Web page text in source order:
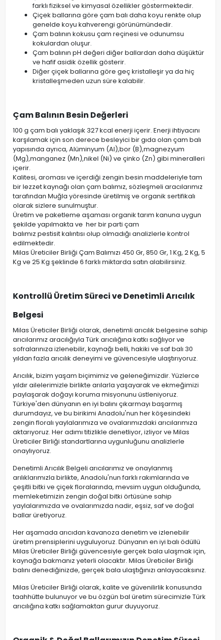
farklı fiziksel ve kimyasal özellikler göstermektedir.
Çiçek ballarına göre çam balı daha koyu renkte olup
genelde koyu kahverengi görünümündedir.
Çam balının kokusu çam reçinesi ve odunumsu
kokulardan oluşur.
Çam balının pH değeri diğer ballardan daha düşüktür
ve hafif asidik özellik gösterir.
Diğer çiçek ballarına göre geç kristalleşir ya da hiç
kristalleşmeden uzun süre kalabilir.
Çam Balının Besin Değerleri
100 g çam balı yaklaşık 327 kcal enerji içerir. Enerji ihtiyacını
karşılamak için son derece besleyici bir gıda olan çam balı
yapısında ayrıca, Alüminyum (Al),bor (B),magnezyum
(Mg),manganez (Mn),nikel (Ni) ve çinko (Zn) gibi mineralleri
içerir.
Kalitesi, aroması ve içerdiği zengin besin maddeleriyle tam
bir lezzet kaynağı olan çam balımız, sözleşmeli aracılarımız
tarafından Muğla yöresinde üretilmiş ve organik sertifikalı
olarak sizlere sunulmuştur.
Üretim ve paketleme aşaması organik tarım kanuna uygun
şekilde yapılmakta ve her bir parti çam
balımız pestisit kalıntısı olup olmadığı analizlerle kontrol
edilmektedir.
Milas Üreticiler Birliği Çam Balımızı 450 Gr, 850 Gr, 1 Kg, 2 Kg, 5
Kg ve 25 Kg şeklinde 6 farklı miktarda satın alabilirsiniz.
Kontrollü Üretim Süreci ve Denetimli Arıcılık
Belgesi
Milas Üreticiler Birliği olarak, denetimli arıcılık belgesine sahip
arıcılarımız aracılığıyla Türk arıcılığına katkı sağlıyor ve
sofralarınıza izlenebilir, kaynağı belli, hakiki ve saf balı 30
yıldan fazla arıcılık deneyimi ve güvencesiyle ulaştırıyoruz.
Arıcılık, bizim yaşam biçimimiz ve geleneğimizdir. Yüzlerce
yıldır ailelerimizle birlikte arılarla yaşayarak ve ekmeğimizi
paylaşarak doğayı koruma misyonunu üstleniyoruz.
Türkiye'den dünyanın en iyi balını çıkarmayı başarmış
durumdayız, ve bu birikimi Anadolu'nun her köşesindeki
zengin floralı yaylalarımıza ve ovalarımızdaki arıcılarımıza
aktarıyoruz. Her adımı titizlikle denetliyor, izliyor ve Milas
Üreticiler Birliği standartlarına uygunluğunu analizlerle
onaylıyoruz.
Denetimli Arıcılık Belgeli arıcılarımız ve onaylanmış
arılıklarımızla birlikte, Anadolu'nun farklı rakımlarında ve
çeşitli bitki ve çiçek floralarında, mevsim uygun olduğunda,
memleketimizin zengin doğal bitki örtüsüne sahip
yaylalarımızda ve ovalarımızda nadir, eşsiz, saf ve doğal
ballar üretiyoruz.
Her aşamada arıcıdan kavanoza denetim ve izlenebilir
üretim prensiplerini uyguluyoruz. Dünyanın en iyi balı ödüllü
Milas Üreticiler Birliği güvencesiyle gerçek bala ulaşmak için,
kaynağa bakmanız yeterli olacaktır. Milas Üreticiler Birliği
balını denediğinizde, gerçek bala ulaştığınızı anlayacaksınız.
Milas Üreticiler Birliği olarak, kalite ve güvenilirlik konusunda
taahhütte bulunuyor ve bu özgün bal üretim sürecimizle Türk
arıcılığına katkı sağlamaktan gurur duyuyoruz.